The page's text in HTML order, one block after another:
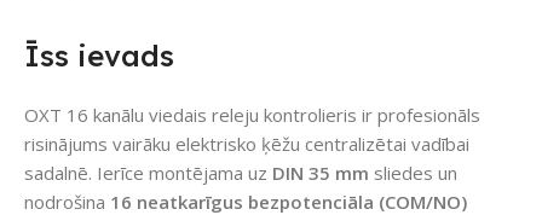
Īss ievads
OXT 16 kanālu viedais releju kontrolieris ir profesionāls
risinājums vairāku elektrisko ķēžu centralizētai vadībai
sadalnē. Ierīce montējama uz DIN 35 mm sliedes un
nodrošina 16 neatkarīgus bezpotenciāla (COM/NO)